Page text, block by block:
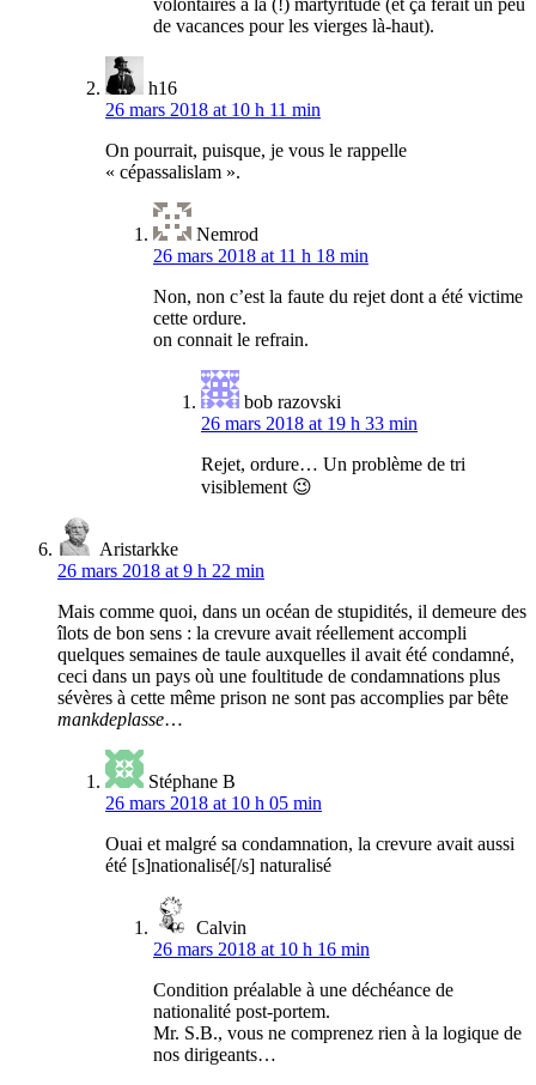
volontaires à la (!) martyritude (et ça ferait un peu
de vacances pour les vierges là-haut).
h16
26 mars 2018 at 10 h 11 min
On pourrait, puisque, je vous le rappelle
« cépassalislam ».
Nemrod
26 mars 2018 at 11 h 18 min
Non, non c’est la faute du rejet dont a été victime
cette ordure.
on connait le refrain.
bob razovski
26 mars 2018 at 19 h 33 min
Rejet, ordure… Un problème de tri
visiblement 😉
Aristarkke
26 mars 2018 at 9 h 22 min
Mais comme quoi, dans un océan de stupidités, il demeure des
îlots de bon sens : la crevure avait réellement accompli
quelques semaines de taule auxquelles il avait été condamné,
ceci dans un pays où une foultitude de condamnations plus
sévères à cette même prison ne sont pas accomplies par bête
mankdeplasse…
Stéphane B
26 mars 2018 at 10 h 05 min
Ouai et malgré sa condamnation, la crevure avait aussi
été [s]nationalisé[/s] naturalisé
Calvin
26 mars 2018 at 10 h 16 min
Condition préalable à une déchéance de
nationalité post-portem.
Mr. S.B., vous ne comprenez rien à la logique de
nos dirigeants…